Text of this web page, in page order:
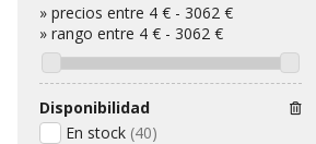
» precios entre 4 € - 3062 €
» rango entre 4 € - 3062 €
Disponibilidad
En stock (40)